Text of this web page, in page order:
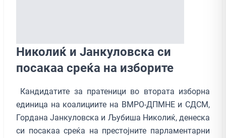
Николиќ и Јанкуловска си
посакаа среќа на изборите
Кандидатите за пратеници во втората изборна
единица на коалициите на ВМРО-ДПМНЕ и СДСМ,
Гордана Јанкуловска и Љубиша Николиќ, денеска
си посакаа среќа на престојните парламентарни